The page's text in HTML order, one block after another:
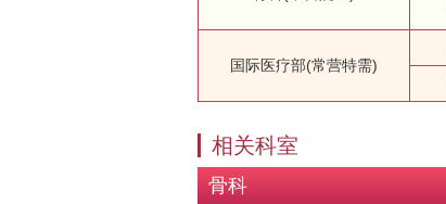
国际医疗部(常营特需)
相关科室
骨科